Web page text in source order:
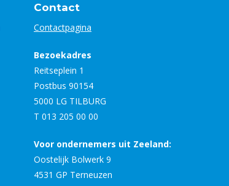
Contact
Contactpagina
Bezoekadres
Reitseplein 1
Postbus 90154
5000 LG TILBURG
T 013 205 00 00
Voor ondernemers uit Zeeland:
Oostelijk Bolwerk 9
4531 GP Terneuzen